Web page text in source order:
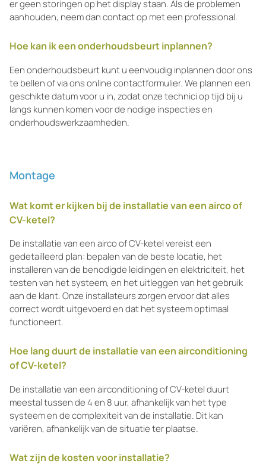
er geen storingen op het display staan. Als de problemen
aanhouden, neem dan contact op met een professional.
Hoe kan ik een onderhoudsbeurt inplannen?
Een onderhoudsbeurt kunt u eenvoudig inplannen door ons
te bellen of via ons online contactformulier. We plannen een
geschikte datum voor u in, zodat onze technici op tijd bij u
langs kunnen komen voor de nodige inspecties en
onderhoudswerkzaamheden.
Montage
Wat komt er kijken bij de installatie van een airco of
CV-ketel?
De installatie van een airco of CV-ketel vereist een
gedetailleerd plan: bepalen van de beste locatie, het
installeren van de benodigde leidingen en elektriciteit, het
testen van het systeem, en het uitleggen van het gebruik
aan de klant. Onze installateurs zorgen ervoor dat alles
correct wordt uitgevoerd en dat het systeem optimaal
functioneert.
Hoe lang duurt de installatie van een airconditioning
of CV-ketel?
De installatie van een airconditioning of CV-ketel duurt
meestal tussen de 4 en 8 uur, afhankelijk van het type
systeem en de complexiteit van de installatie. Dit kan
variëren, afhankelijk van de situatie ter plaatse.
Wat zijn de kosten voor installatie?